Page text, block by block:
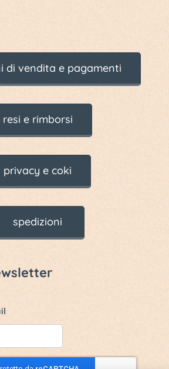
di vendita e pagamenti
resi e rimborsi
privacy e coki
spedizioni